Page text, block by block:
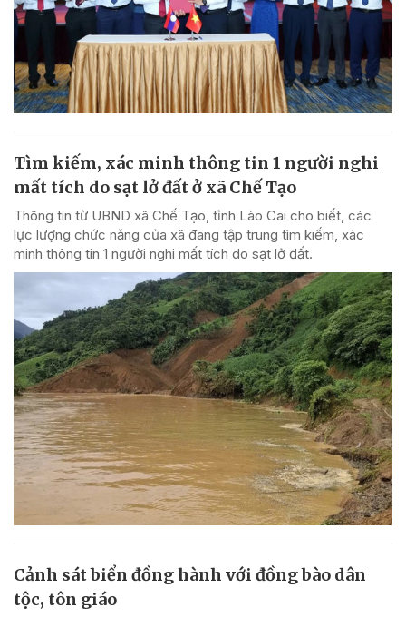
Tìm kiếm, xác minh thông tin 1 người nghi
mất tích do sạt lở đất ở xã Chế Tạo
Thông tin từ UBND xã Chế Tạo, tỉnh Lào Cai cho biết, các
lực lượng chức năng của xã đang tập trung tìm kiếm, xác
minh thông tin 1 người nghi mất tích do sạt lở đất.
Cảnh sát biển đồng hành với đồng bào dân
tộc, tôn giáo